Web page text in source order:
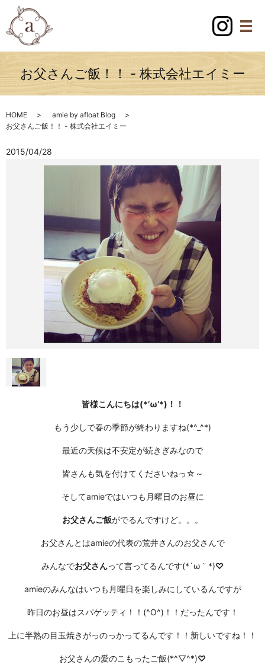
お父さんご飯！！ - 株式会社エイミー
HOME
amie by afloat Blog
お父さんご飯！！ - 株式会社エイミー
2015/04/28
皆様こんにちは(*’ω’*)！！
もう少しで春の季節が終わりますね(*^_^*)
最近の天候は不安定が続きぎみなので
皆さんも気を付けてくださいねっ☆ ～
そしてamieではいつも 月曜日のお昼に
お父さんご飯がでるんですけど。。。
お父さんとはamieの代表の荒井さんのお父さんで
みんなでお父さんって言ってるんです(*´ω｀*)♡
amieのみんなはいつも月曜日を楽しみにしているんですが
昨日のお昼はスパゲッティ ！！(^O^)！！だったんです！
上に半熟の目玉焼きがっのっかってるんです！！新しいですね！！
お父さんの愛のこもったご飯(*^▽^*)♡